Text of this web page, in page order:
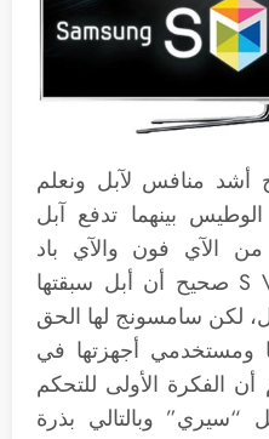
أشد منافس لآبل ونعلم
بينهما تدفع آبل
من الآي فون والآي باد
وغيرهما فمثلاً خدمة S Voice صحيح أن أبل سبقتها
لكن سامسونج لها الحق
ومستخدمي أجهزتها في
الفكرة الأولى للتحكم
وبالتالي بذرة